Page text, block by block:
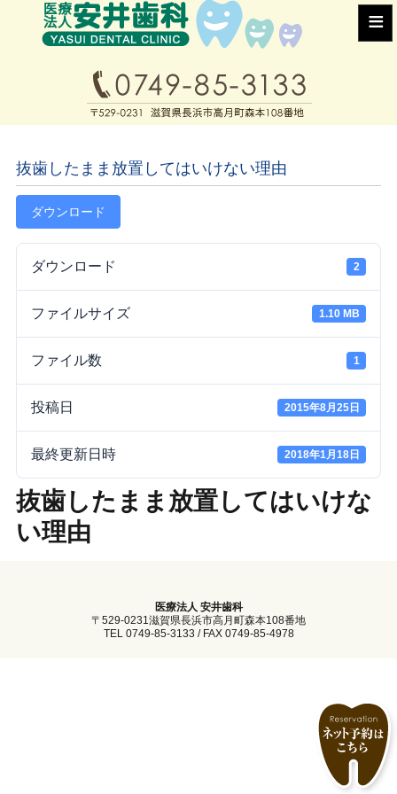
≡
抜歯したまま放置してはいけない理由
ダウンロード
ダウンロード 2
ファイルサイズ 1.10 MB
ファイル数 1
投稿日 2015年8月25日
最終更新日時 2018年1月18日
抜歯したまま放置してはいけな
い理由
医療法人 安井歯科
〒529-0231滋賀県長浜市高月町森本108番地
TEL 0749-85-3133 / FAX 0749-85-4978